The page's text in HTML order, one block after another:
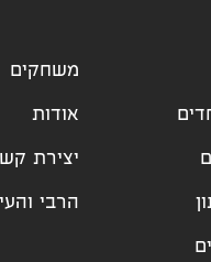
משחקים
אודות
יצירת
הרבי